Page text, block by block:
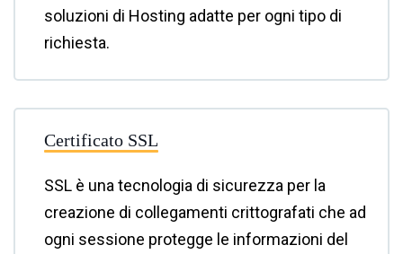
soluzioni di Hosting adatte per ogni tipo di
richiesta.
Certificato SSL
SSL è una tecnologia di sicurezza per la
creazione di collegamenti crittografati che ad
ogni sessione protegge le informazioni del